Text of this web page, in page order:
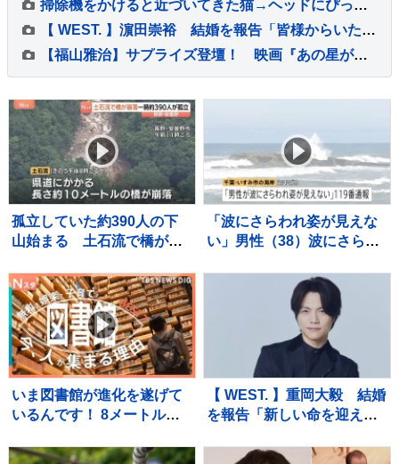
掃除機をかけると近づいてきた猫→ヘッドにぴったりと抱き着いて…笑ってしまう行動が31万再生「モップかなｗ」「ええ～かわいいｗ」
【 WEST. 】濵田崇裕 結婚を報告「皆様からいただいた力を少しでもお返しできるよう、これからも精進してまいります」
【福山雅治】サプライズ登壇！ 映画『あの星が降る丘で、君とまた出会いたい。』 公開記念舞台挨拶開催！！
孤立していた約390人の下
山始まる 土石流で橋が崩
プス燕岳の登山口 土石流
で配管壊れ約1600軒の旅
館・別荘に温泉のお湯供給
出来ず
「波にさらわれ姿が見えな
い」男性（38）波にさらわ
散歩中 当時は波浪注意報
千葉・いすみ市
いま図書館が進化を遂げて
いるんです！ 8メートルの
ー、音楽スタジオまで！ 図
【 WEST. 】重岡大毅 結婚
を報告「新しい命を迎えま
生きていこうと、覚悟を新